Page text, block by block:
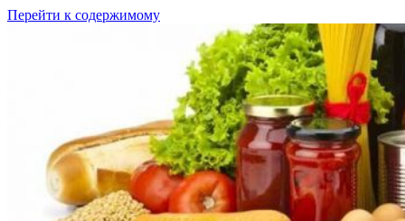
Перейти к содержимому